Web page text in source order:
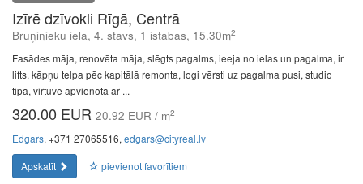
Izīrē dzīvokli Rīgā, Centrā
Bruņinieku iela, 4. stāvs, 1 istabas, 15.30m2
Fasādes māja, renovēta māja, slēgts pagalms, ieeja no ielas un pagalma, ir
lifts, kāpņu telpa pēc kapitālā remonta, logi vērsti uz pagalma pusi, studio
tipa, virtuve apvienota ar ...
320.00 EUR 20.92 EUR / m2
Edgars, +371 27065516, edgars@cityreal.lv
Apskatīt
pievienot favorītiem